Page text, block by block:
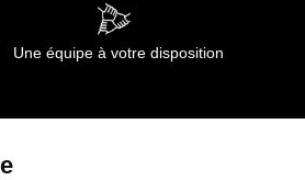
Une équipe à votre disposition